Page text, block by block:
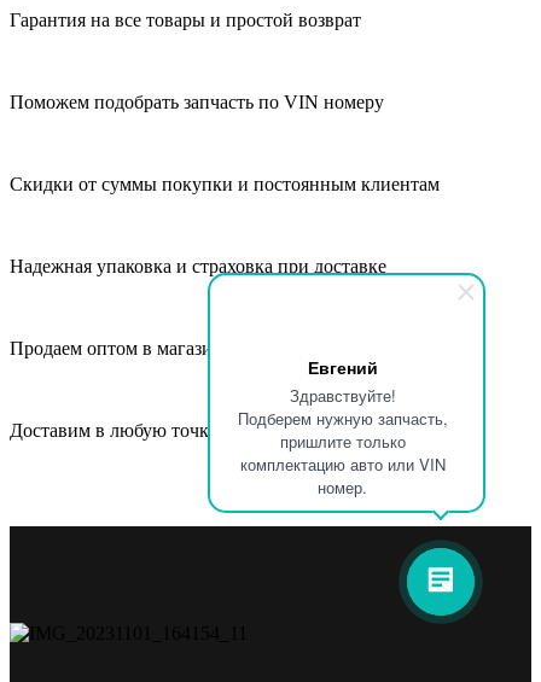
Евгений
Здравствуйте!
Подберем нужную запчасть,
пришлите только
комплектацию авто или VIN
номер.
Гарантия на все товары и простой возврат
Поможем подобрать запчасть по VIN номеру
Скидки от суммы покупки и постоянным клиентам
Надежная упаковка и страховка при доставке
Продаем оптом в магазины, СТО и автосервисы
Доставим в любую точку России и СНГ